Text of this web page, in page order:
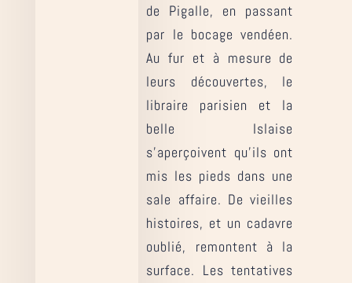
de Pigalle, en passant
par le bocage vendéen.
Au fur et à mesure de
leurs découvertes, le
libraire parisien et la
belle Islaise
s’aperçoivent qu’ils ont
mis les pieds dans une
sale affaire. De vieilles
histoires, et un cadavre
oublié, remontent à la
surface. Les tentatives